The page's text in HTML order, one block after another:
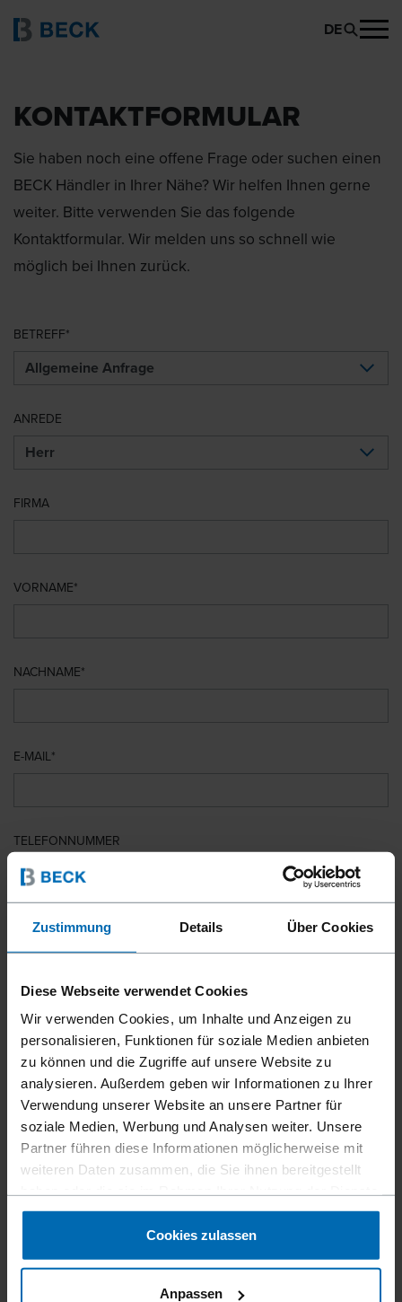
Zustimmung Details Über Cookies
Diese Webseite verwendet Cookies
Wir verwenden Cookies, um Inhalte und Anzeigen zu
personalisieren, Funktionen für soziale Medien anbieten
zu können und die Zugriffe auf unsere Website zu
analysieren. Außerdem geben wir Informationen zu Ihrer
Verwendung unserer Website an unsere Partner für
soziale Medien, Werbung und Analysen weiter. Unsere
Partner führen diese Informationen möglicherweise mit
weiteren Daten zusammen, die Sie ihnen bereitgestellt
gesammelt haben.
Cookies zulassen
Anpassen
DE
KONTAKTFORMULAR
Sie haben noch eine offene Frage oder suchen einen
BECK Händler in Ihrer Nähe? Wir helfen Ihnen gerne
weiter. Bitte verwenden Sie das folgende
Kontaktformular. Wir melden uns so schnell wie
möglich bei Ihnen zurück.
BETREFF
ANREDE
FIRMA
VORNAME
NACHNAME
E-MAIL
TELEFONNUMMER
LAND
PLZ
IHRE NACHRICHT
Datenschutzbestimmungen